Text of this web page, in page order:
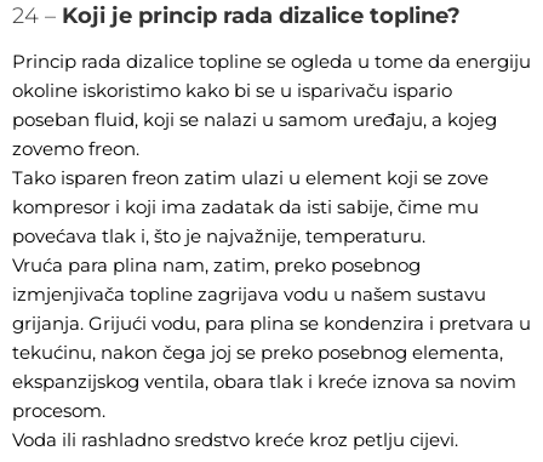
24 – Koji je princip rada dizalice topline?
Princip rada dizalice topline se ogleda u tome da energiju
okoline iskoristimo kako bi se u isparivaču ispario
poseban fluid, koji se nalazi u samom uređaju, a kojeg
zovemo freon.
Tako isparen freon zatim ulazi u element koji se zove
kompresor i koji ima zadatak da isti sabije, čime mu
povećava tlak i, što je najvažnije, temperaturu.
Vruća para plina nam, zatim, preko posebnog
izmjenjivača topline zagrijava vodu u našem sustavu
grijanja. Grijući vodu, para plina se kondenzira i pretvara u
tekućinu, nakon čega joj se preko posebnog elementa,
ekspanzijskog ventila, obara tlak i kreće iznova sa novim
procesom.
Voda ili rashladno sredstvo kreće kroz petlju cijevi.